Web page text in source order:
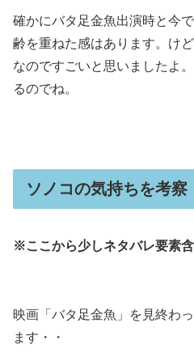
確かにバタ足金魚出演時と今
齢を重ねた感はあります。け
なのですごいと思いましたよ
るのでね。
ソノコの気持ちを考察
※ここから少しネタバレ要素含
映画「バタ足金魚」を見終わ
ます・・